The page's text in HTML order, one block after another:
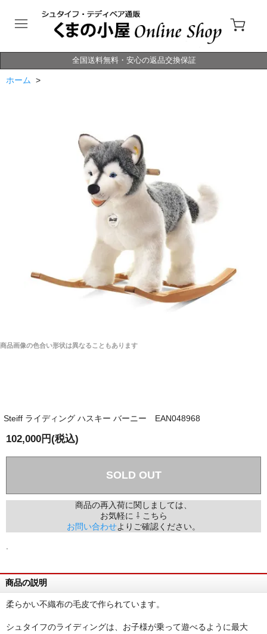
全国送料無料・安心の返品交換保証
ホーム >
商品画像の色合い形状は異なることもあります
Steiff ライディング ハスキー バーニー EAN048968
102,000円(税込)
SOLD OUT
商品の再入荷に関しましては、
お気軽に ⇩ こちら
お問い合わせよりご確認ください。
商品の説明
柔らかい不織布の毛皮で作られています。
シュタイフのライディングは、お子様が乗って遊べるように最大